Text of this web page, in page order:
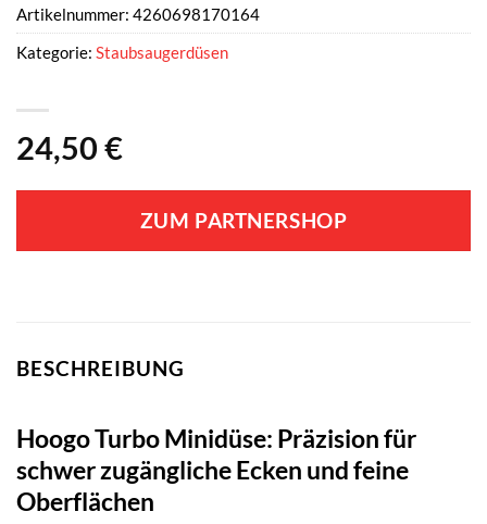
24,50 €
ZUM PARTNERSHOP
Artikelnummer: 4260698170164
Kategorie: Staubsaugerdüsen
BESCHREIBUNG
Hoogo Turbo Minidüse: Präzision für
schwer zugängliche Ecken und feine
Oberflächen